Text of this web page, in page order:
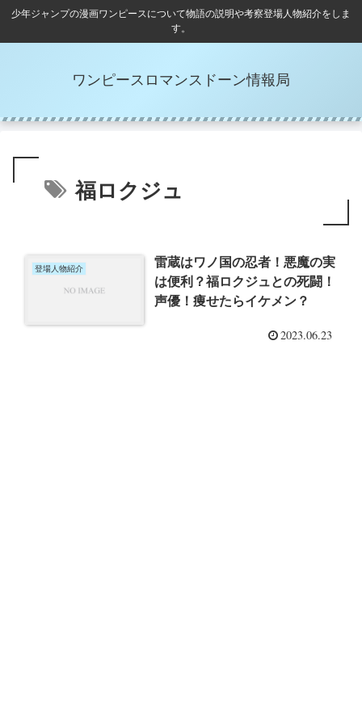
少年ジャンプの漫画ワンピースについて物語の説明や考察登場人物紹介をしま
す。
ワンピースロマンスドーン情報局
福ロクジュ
登場人物紹介
雷蔵はワノ国の忍者！悪魔の実
は便利？福ロクジュとの死闘！
声優！痩せたらイケメン？
2023.06.23